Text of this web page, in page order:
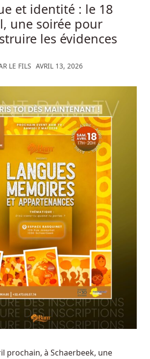
et identité : le 18
une soirée pour
les évidences
LE FILS AVRIL 13, 2026
prochain, à Schaerbeek, une